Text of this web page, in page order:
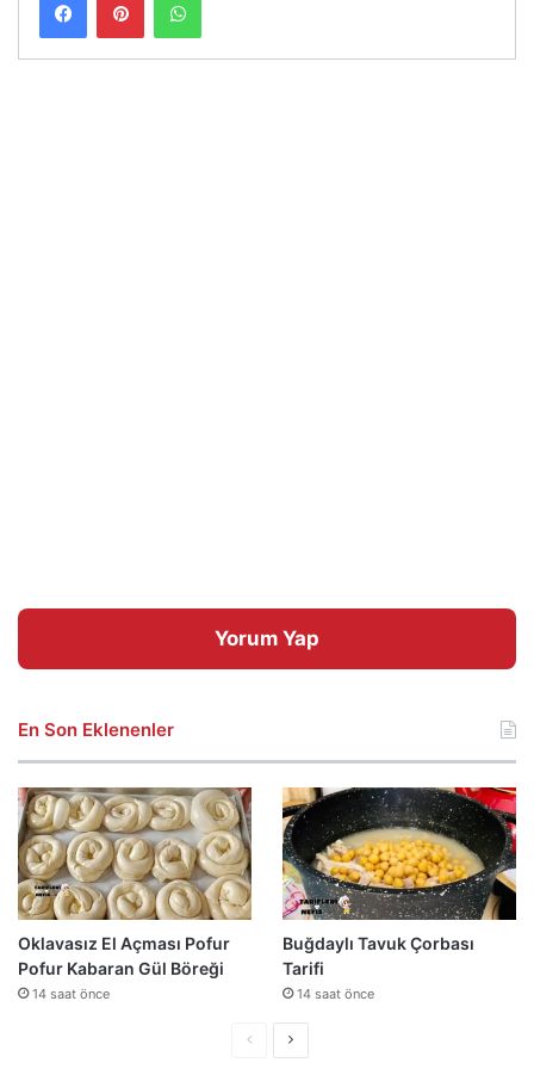
Yorum Yap
En Son Eklenenler
Oklavasız El Açması Pofur
Pofur Kabaran Gül Böreği
14 saat önce
Buğdaylı Tavuk Çorbası
Tarifi
14 saat önce
ÖncekiSonraki